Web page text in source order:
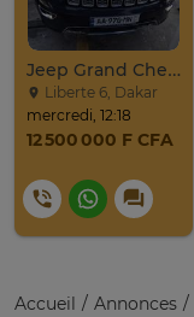
Jeep Grand Cherokee Overland 2019 À Vendre
Liberte 6, Dakar
mercredi, 12:18
12 500 000 F CFA
Accueil Annonces